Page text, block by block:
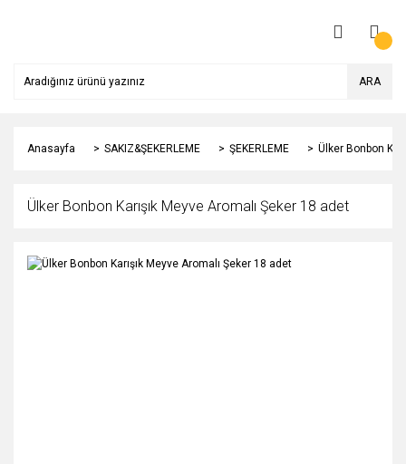
ARA
Anasayfa SAKIZ&ŞEKERLEME ŞEKERLEME Ülker Bonbon
Ülker Bonbon Karışık Meyve Aromalı Şeker 18 adet